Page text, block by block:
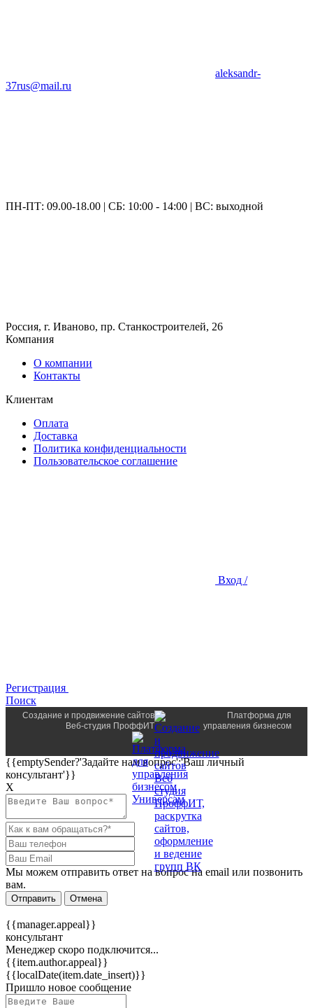
aleksandr-
37rus@mail.ru
ПН-ПТ: 09.00-18.00 | СБ: 10:00 - 14:00 | ВС: выходной
Россия, г. Иваново, пр. Станкостроителей, 26
Компания
О компании
Контакты
Клиентам
Оплата
Доставка
Политика конфиденциальности
Пользовательское соглашение
Вход /
Регистрация
Поиск
Создание и продвижение сайтов
Веб-студия ПроффИТ
Платформа для
управления бизнесом
{{emptySender?'Задайте нам вопрос':'Ваш личный
консультант'}}
Х
Мы можем отправить ответ на вопрос на email или позвонить
вам.
Отправить Отмена
{{manager.appeal}}
консультант
Менеджер скоро подключится...
{{item.author.appeal}}
{{localDate(item.date_insert)}}
Пришло новое сообщение